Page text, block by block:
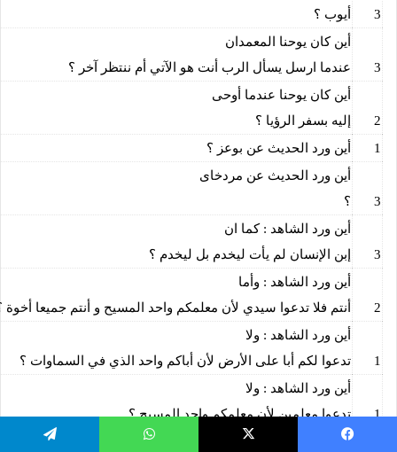
3
أيوب ؟
3
أين كان يوحنا المعمدان
عندما ارسل يسأل الرب أنت هو الآتي أم ننتظر آخر ؟
2
أين كان يوحنا عندما أوحى
إليه بسفر الرؤيا ؟
1
أين ورد الحديث عن بوعز ؟
3
أين ورد الحديث عن مردخاى
؟
3
أين ورد الشاهد : كما ان
إبن الإنسان لم يأت ليخدم بل ليخدم ؟
2
أين ورد الشاهد : وأما
أنتم فلا تدعوا سيدي لأن معلمكم واحد المسيح و أنتم جميعا أخوة
1
أين ورد الشاهد : ولا
تدعوا لكم أبا على الأرض لأن أباكم واحد الذي في السماوات ؟
1
أين ورد الشاهد : ولا
تدعوا معلمين لأن معلمكم واحد المسيح ؟
أين ورد الشاهد: و كل ما